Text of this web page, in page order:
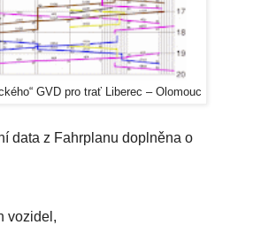
GVD pro trať Liberec – Olomouc
data z Fahrplanu doplněna o
vozidel,